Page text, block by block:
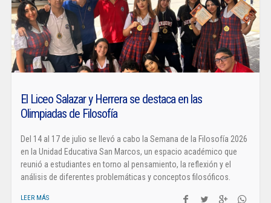
El Liceo Salazar y Herrera se destaca en las
Olimpiadas de Filosofía
Del 14 al 17 de julio se llevó a cabo la Semana de la Filosofía 2026
en la Unidad Educativa San Marcos, un espacio académico que
reunió a estudiantes en torno al pensamiento, la reflexión y el
análisis de diferentes problemáticas y conceptos filosóficos.
LEER MÁS